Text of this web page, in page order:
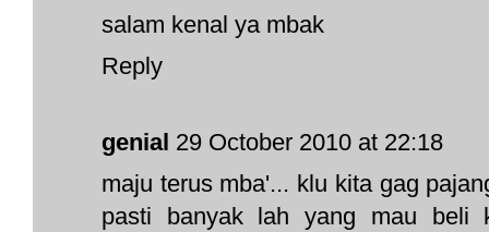
salam kenal ya mbak
Reply
genial 29 October 2010 at 22:18
maju terus mba'... klu kita gag
pasti banyak lah yang mau beli